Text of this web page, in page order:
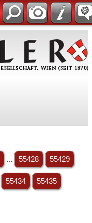
... 55428 55429
55434 55435